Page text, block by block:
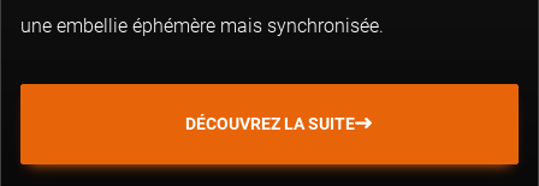
une embellie éphémère mais synchronisée.
DÉCOUVREZ LA SUITE